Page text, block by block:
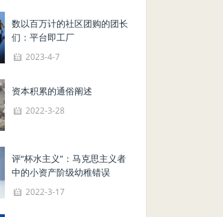
数以百万计的社区团购的团长
们：平台即工厂
2023-4-7
资本积累的通俗阐述
2022-3-28
评“杯水主义”：马克思主义者
中的小资产阶级幼稚错误
2022-3-17